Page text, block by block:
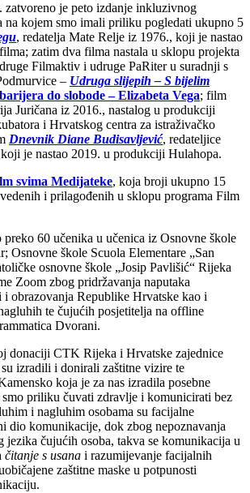
zatvoreno je peto izdanje inkluzivnog
na kojem smo imali priliku pogledati ukupno 5
, redatelja Mate Relje iz 1976., koji je nastao
zatim dva filma nastala u sklopu projekta
Filmaktiv i udruge PaRiter u suradnji s
– Udruga slijepih – S bijelim
do slobode – Elizabeta Vega; film
Juričana iz 2016., nastalog u produkciji
i Hrvatskog centra za istraživačko
Dnevnik Diane Budisavljević, redateljice
je nastao 2019. u produkciji Hulahopa.
svima Medijateke, koja broji ukupno 15
i prilagođenih u sklopu programa Film
60 učenika u učenica iz Osnovne škole
Osnovne škole Scuola Elementare „San
osnovne škole „Josip Pavlišić“ Rijeka
Zoom zbog pridržavanja naputaka
i obrazovanja Republike Hrvatske kao i
te čujućih posjetitelja na offline
Dvorani.
donaciji CTK Rijeka i Hrvatske zajednice
izradili i donirali zaštitne vizire te
koja je za nas izradila posebne
smo priliku čuvati zdravlje i komunicirati bez
i nagluhim osobama su facijalne
dio komunikacije, dok zbog nepoznavanja
jezika čujućih osoba, takva se komunikacija u
čitanje s usana i razumijevanje facijalnih
zaštitne maske u potpunosti